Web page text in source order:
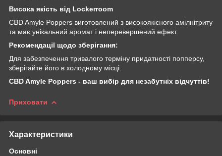
Висока якість від Lockerroom
CBD Amyle Poppers виготовлений з високоякісного амілнітриту
та має унікальний аромат і неперевершений ефект.
Рекомендації щодо зберігання:
Для забезпечення тривалого терміну придатності попперсу,
зберігайте його в холодному місці.
CBD Amyle Poppers - ваш вибір для незабутніх відчуттів!
Приховати
Характеристики
Основні